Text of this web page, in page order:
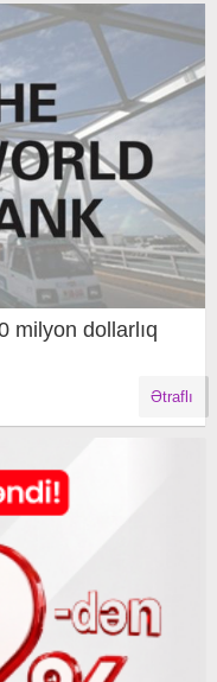
milyon dollarlıq
Ətraflı